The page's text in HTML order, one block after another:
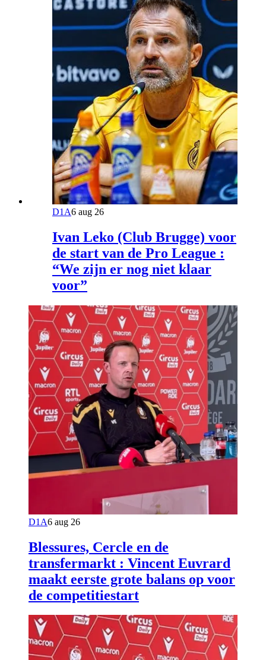
D1A6 aug 26
Ivan Leko (Club Brugge) voor
de start van de Pro League :
“We zijn er nog niet klaar
voor”
D1A6 aug 26
Blessures, Cercle en de
transfermarkt : Vincent Euvrard
maakt eerste grote balans op voor
de competitiestart